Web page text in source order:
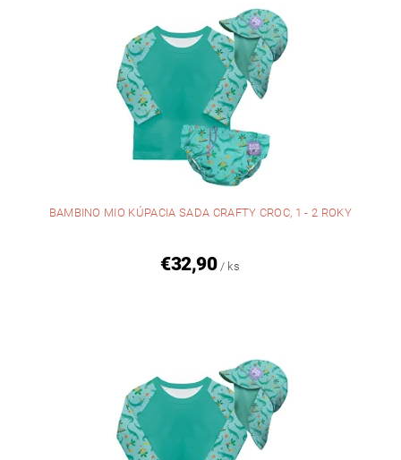
BAMBINO MIO KÚPACIA SADA CRAFTY CROC, 1 - 2 ROKY
€32,90 / ks